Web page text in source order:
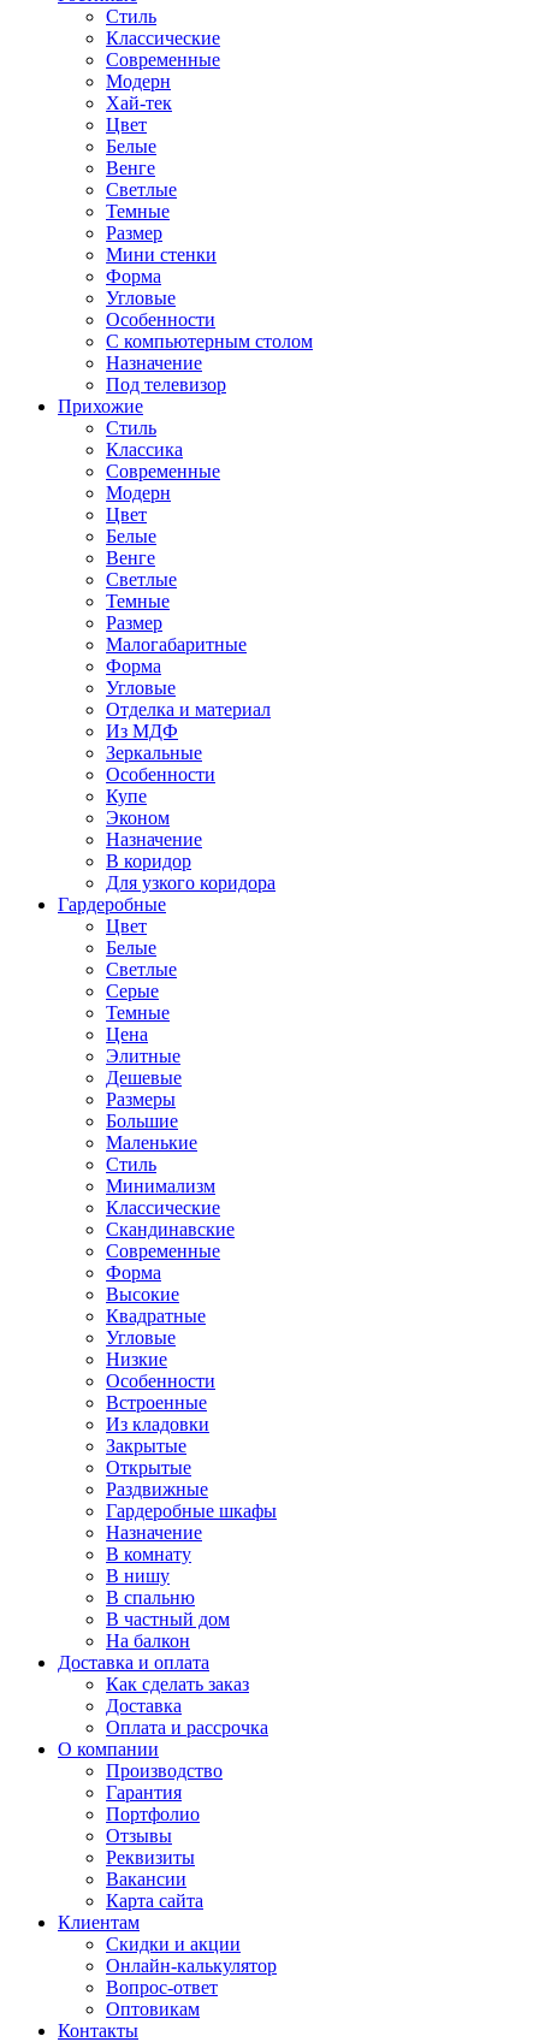
Стиль
Классические
Современные
Модерн
Хай-тек
Цвет
Белые
Венге
Светлые
Темные
Размер
Мини стенки
Форма
Угловые
Особенности
С компьютерным столом
Назначение
Под телевизор
Прихожие
Стиль
Классика
Современные
Модерн
Цвет
Белые
Венге
Светлые
Темные
Размер
Малогабаритные
Форма
Угловые
Отделка и материал
Из МДФ
Зеркальные
Особенности
Купе
Эконом
Назначение
В коридор
Для узкого коридора
Гардеробные
Цвет
Белые
Светлые
Серые
Темные
Цена
Элитные
Дешевые
Размеры
Большие
Маленькие
Стиль
Минимализм
Классические
Скандинавские
Современные
Форма
Высокие
Квадратные
Угловые
Низкие
Особенности
Встроенные
Из кладовки
Закрытые
Открытые
Раздвижные
Гардеробные шкафы
Назначение
В комнату
В нишу
В спальню
В частный дом
На балкон
Доставка и оплата
Как сделать заказ
Доставка
Оплата и рассрочка
О компании
Производство
Гарантия
Портфолио
Отзывы
Реквизиты
Вакансии
Карта сайта
Клиентам
Скидки и акции
Онлайн-калькулятор
Вопрос-ответ
Оптовикам
Контакты